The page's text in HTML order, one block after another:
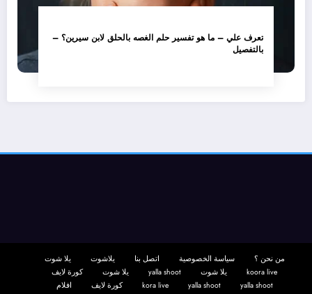
تعرف علي – ما هو تفسير حلم الغصه بالحلق لابن سيرين؟ –
بالتفصيل
من نحن ؟ سياسة الخصوصية اتصل بنا يلاشوت
يلا شوت
koora live
يلا شوت yalla shoot يلا شوت
كورة لايف
yalla shoot
yalla shoot
kora live كورة لايف
افلام